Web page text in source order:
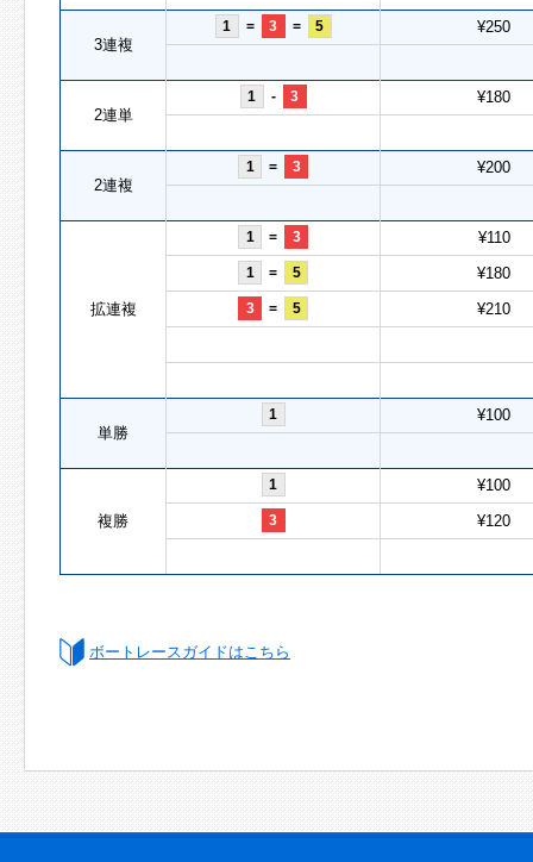
3連複
1 = 3 = 5 ¥250
2連単
1 - 3 ¥180
2連複
1 = 3 ¥200
拡連複
1 = 3 ¥110
1 = 5 ¥180
3 = 5 ¥210
単勝
1 ¥100
複勝
1 ¥100
3 ¥120
ボートレースガイドはこちら